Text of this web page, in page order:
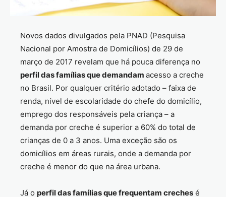
Novos dados divulgados pela PNAD (Pesquisa
Nacional por Amostra de Domicílios) de 29 de
março de 2017 revelam que há pouca diferença no
perfil das famílias que demandam acesso a creche
no Brasil. Por qualquer critério adotado – faixa de
renda, nível de escolaridade do chefe do domicílio,
emprego dos responsáveis pela criança – a
demanda por creche é superior a 60% do total de
crianças de 0 a 3 anos. Uma exceção são os
domicílios em áreas rurais, onde a demanda por
creche é menor do que na área urbana.
Já o perfil das famílias que frequentam creches é